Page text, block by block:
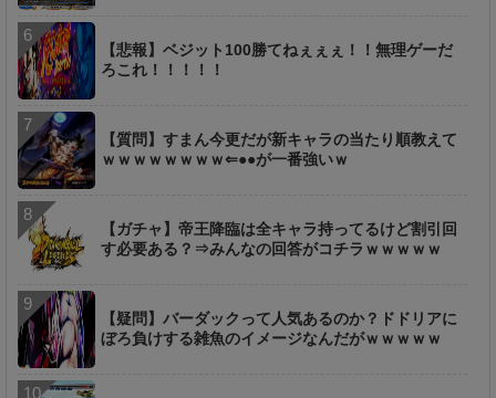
【悲報】ベジット100勝てねぇぇぇ！！無理ゲーだ
ろこれ！！！！！
【質問】すまん今更だが新キャラの当たり順教えて
ｗｗｗｗｗｗｗｗ⇐●●が一番強いｗ
【ガチャ】帝王降臨は全キャラ持ってるけど割引回
す必要ある？⇒みんなの回答がコチラｗｗｗｗｗ
【疑問】バーダックって人気あるのか？ドドリアに
ぼろ負けする雑魚のイメージなんだがｗｗｗｗｗ